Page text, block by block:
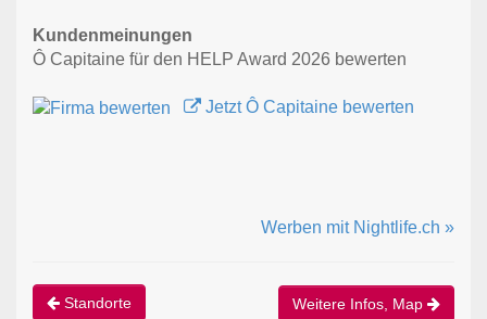
Kundenmeinungen
Ô Capitaine für den HELP Award 2026 bewerten
Jetzt Ô Capitaine bewerten
Werben mit Nightlife.ch »
Standorte Weitere Infos, Map